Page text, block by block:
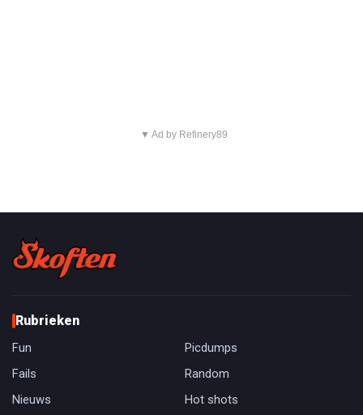
▼ Ad by Refinery89
Rubrieken
Fun
Picdumps
Fails
Random
Nieuws
Hot shots